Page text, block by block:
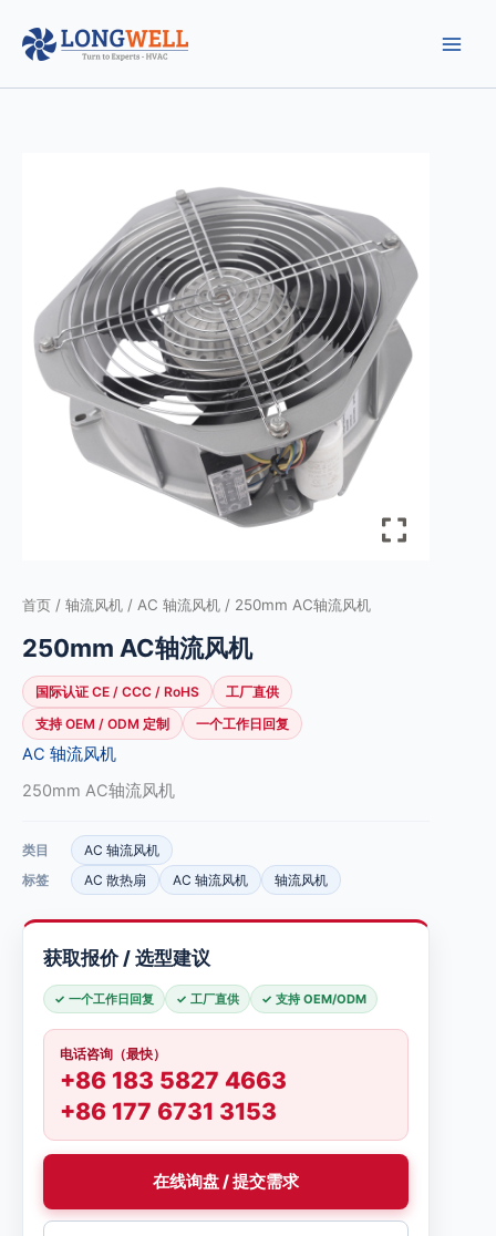
容
首页 / 轴流风机 / AC 轴流风机 / 250mm AC轴流风机
250mm AC轴流风机
国际认证 CE / CCC / RoHS
工厂直供
支持 OEM / ODM 定制
一个工作日回复
AC 轴流风机
250mm AC轴流风机
类目
AC 轴流风机
标签
AC 散热扇 AC 轴流风机 轴流风机
获取报价 / 选型建议
✓ 一个工作日回复 ✓ 工厂直供 ✓ 支持 OEM/ODM
电话咨询（最快）
+86 183 5827 4663
+86 177 6731 3153
在线询盘 / 提交需求